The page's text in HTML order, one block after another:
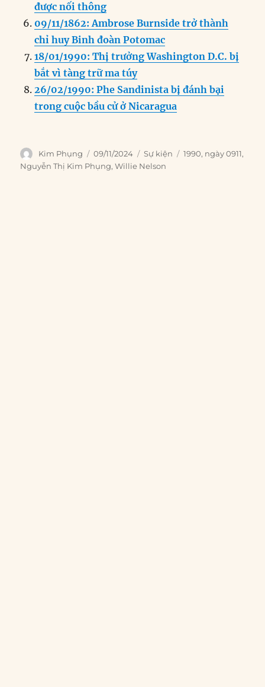
được nối thông
09/11/1862: Ambrose Burnside trở thành
chỉ huy Binh đoàn Potomac
18/01/1990: Thị trưởng Washington D.C. bị
bắt vì tàng trữ ma túy
26/02/1990: Phe Sandinista bị đánh bại
trong cuộc bầu cử ở Nicaragua
Author
Kim Phụng
Posted
on
09/11/2024 Categories
Sự kiện Tags
1990, ngày 0911,
Nguyễn Thị Kim Phụng,Willie Nelson